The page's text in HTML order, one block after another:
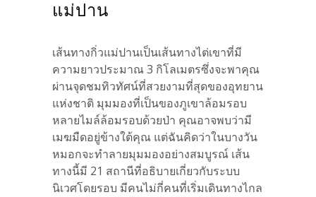
แม่ปาน
เส้นทางกิ่วแม่ปานเป็นเส้นทางไต่เขาที่มี
ความยาวประมาณ 3 กิโลเมตรซึ่งจะพาคุณ
ผ่านจุดชมทิวทัศน์ที่สวยงามที่สุดของอุทยาน
แห่งชาติ มุมมองที่เป็นของภูเขาล้อมรอบ
หลายไมล์ล้อมรอบด้วยป่า คุณอาจพบว่ามี
เมฆมืดอยู่ข้างใต้คุณ แต่ฉันคิดว่าในบางวัน
หมอกจะทำลายมุมมองอย่างสมบูรณ์ เส้น
ทางนี้มี 21 สถานีที่อธิบายเกี่ยวกับระบบ
นิเวศโดยรอบ มีคนไม่กี่คนที่เริ่มเดินทางไกล